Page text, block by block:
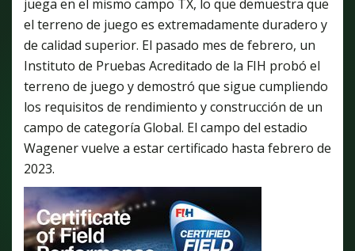
juega en el mismo campo TX, lo que demuestra que
el terreno de juego es extremadamente duradero y
de calidad superior. El pasado mes de febrero, un
Instituto de Pruebas Acreditado de la FIH probó el
terreno de juego y demostró que sigue cumpliendo
los requisitos de rendimiento y construcción de un
campo de categoría Global. El campo del estadio
Wagener vuelve a estar certificado hasta febrero de
2023.